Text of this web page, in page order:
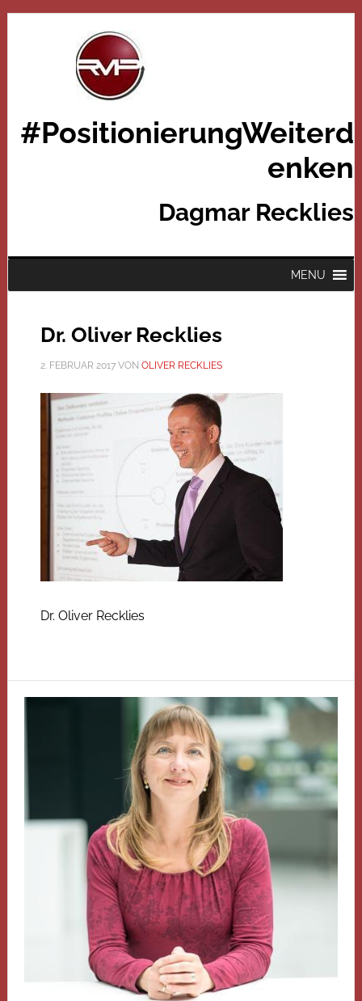
#PositionierungWeiterd
enken
Dagmar Recklies
MENU
Dr. Oliver Recklies
2. FEBRUAR 2017VON OLIVER RECKLIES
Dr. Oliver Recklies